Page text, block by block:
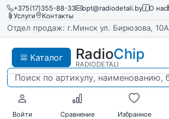
+375(17)355-88-33 opt@radiodetali.by О нас
Услуги
Контакты
Отдел продаж: г.Минск ул. Бирюзова, 10А
Каталог RadioChip
RADIODETALI
Войти Сравнение Избранное